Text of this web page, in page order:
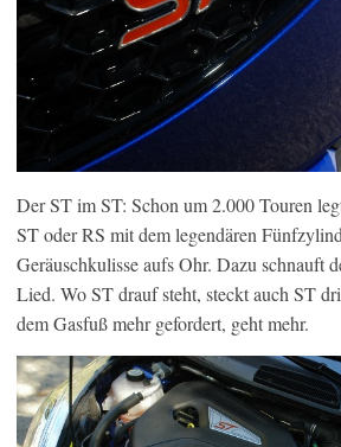
Der ST im ST: Schon um 2.000 Touren
ST oder RS mit dem legendären
Geräuschkulisse aufs Ohr. Dazu schnauft
Lied. Wo ST drauf steht, steckt auch ST
dem Gasfuß mehr gefordert, geht mehr.